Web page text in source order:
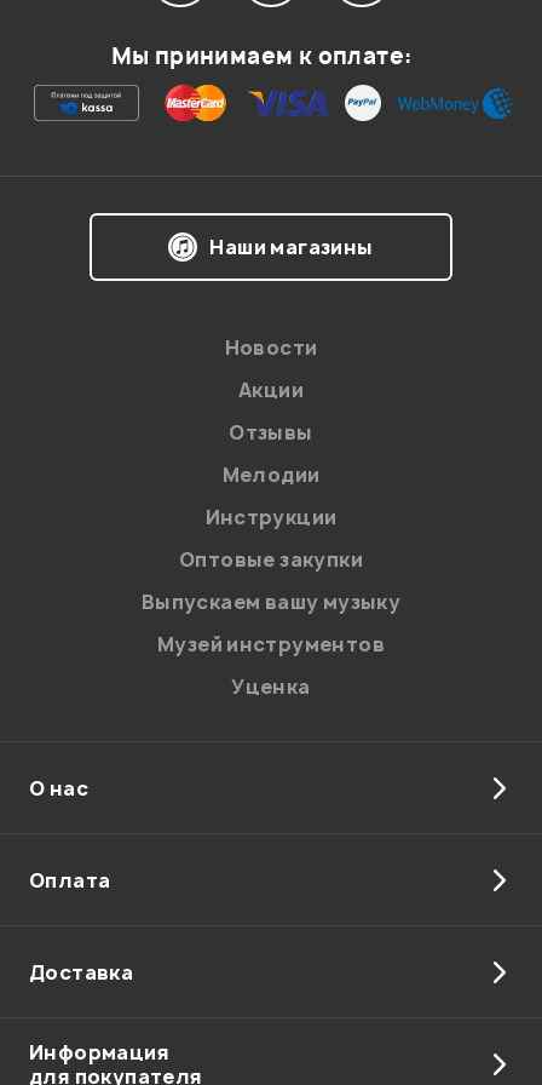
Ваша оценка:
на обработку персональных данных в
Политикой в отношении обработки
персональных данных.
Введите проверочное число:
Отправить
Мы принимаем к оплате:
Наши магазины
Новости
Акции
Отзывы
Мелодии
Инструкции
Оптовые закупки
Выпускаем вашу музыку
Музей инструментов
Уценка
О нас
Оплата
Доставка
Информация
для покупателя